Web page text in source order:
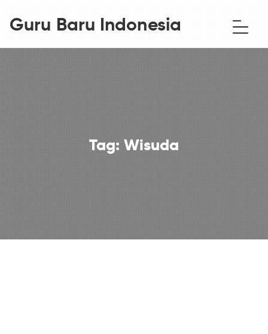
Guru Baru Indonesia
Tag:Wisuda